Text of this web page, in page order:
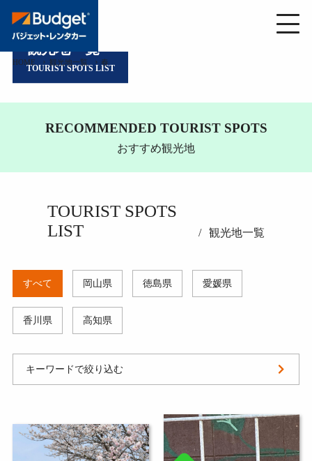
観光地一覧
TOURIST SPOTS LIST
HOME 観光地一覧 春
RECOMMENDED TOURIST SPOTS
おすすめ観光地
TOURIST SPOTS
LIST
観光地一覧
すべて 岡山県 徳島県 愛媛県
香川県 高知県
キーワードで絞り込む